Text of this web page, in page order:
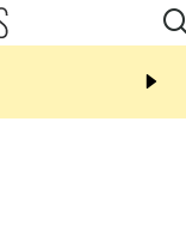
Un
bouledogue observé